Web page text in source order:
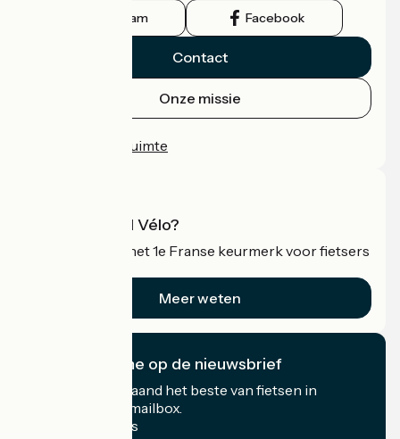
Instagram Facebook
Contact
Onze missie
Professionele ruimte
Wat is Accueil Vélo?
Accueil Vélo is het 1e Franse keurmerk voor fietsers
Meer weten
Ik abonneer me op de nieuwsbrief
Ontvang elke maand het beste van fietsen in
Frankrijk in uw mailbox.
Mijn e-mailadres